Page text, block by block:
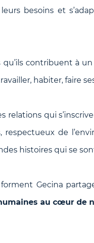
besoins et
contribuent à
habiter, faire
relations qui
de
histoires qui se
Gecina
au cœur de